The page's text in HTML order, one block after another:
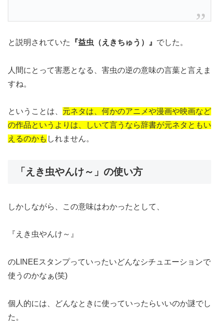
と説明されていた 『益虫（えきちゅう）』 でした。
人間にとって害悪となる、害虫の逆の意味の言葉と言えま
すね。
ということは、 元ネタは、何かのアニメや漫画や映画など
の作品というよりは、しいて言うなら辞書が元ネタともい
えるのかも しれません。
「えき虫やんけ～」の使い方
しかしながら、この意味はわかったとして、
『えき虫やんけ～』
のLINEEスタンプっていったいどんなシチュエーションで
使うのかなぁ(笑)
個人的には、どんなときに使っていったらいいのか謎でし
た。